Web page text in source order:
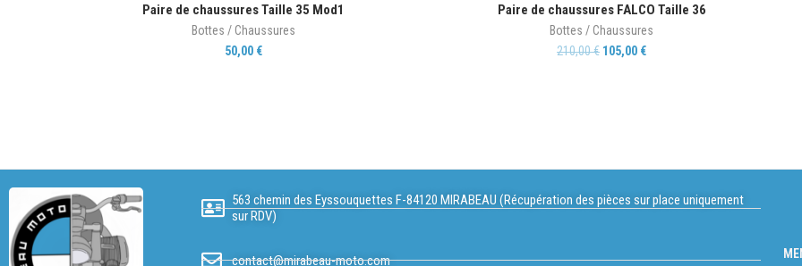
Paire de chaussures Taille 35 Mod1
Bottes / Chaussures
50,00 €
Paire de chaussures FALCO Taille 36
Bottes / Chaussures
210,00€ 105,00 €
563 chemin des Eyssouquettes F-84120 MIRABEAU (Récupération des pièces sur place uniquement
sur RDV)
contact@mirabeau-moto.com